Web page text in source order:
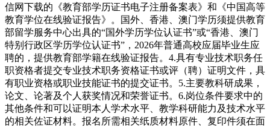
信网下载的《教育部学历证书电子注册备案表》和《中国高等
教育学位在线验证报告》。国外、香港、澳门学历须提供教育
部留学服务中心出具的“国外学历学位认证书”或“香港、澳门
特别行政区学历学位认证书”，2026年普通高校应届毕业生应
聘的，提供教育部学籍在线验证报告。4.具有专业技术职务任
职资格者提交专业技术职务资格证书或评（聘）证明文件，具
有职业资格或职业技能证书的提交证书。5.主要教科研成果，
论文、论著及个人获奖情况和荣誉证书。6.岗位条件要求中的
其他条件和可以证明本人学术水平、教学科研能力及技术水平
的相关佐证材料。报名所需相关纸质材料原件、复印件须在面